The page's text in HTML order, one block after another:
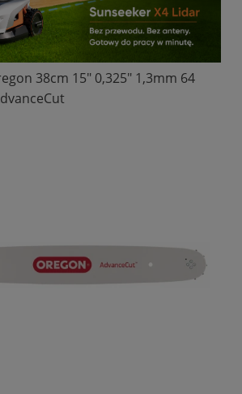
38cm 15" 0,325" 1,3mm 64